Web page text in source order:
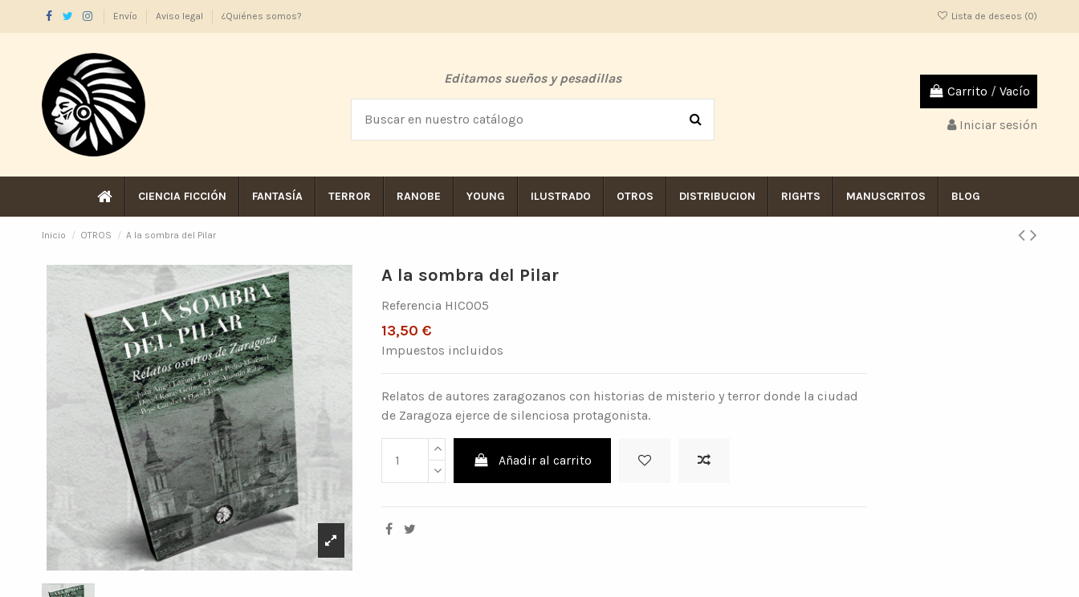
Envío Aviso legal ¿Quiénes somos? Lista de deseos (0)
Editamos sueños y pesadillas
Carrito / Vacío
Iniciar sesión
CIENCIA FICCIÓN FANTASÍA TERROR RANOBE YOUNG ILUSTRADO OTROS DISTRIBUCION RIGHTS MANUSCRITOS BLOG
Inicio OTROS A la sombra del Pilar
A la sombra del Pilar
Referencia HIC005
13,50 €
Impuestos incluidos
Relatos de autores zaragozanos con historias de misterio y terror donde la ciudad
de Zaragoza ejerce de silenciosa protagonista.
Añadir al carrito